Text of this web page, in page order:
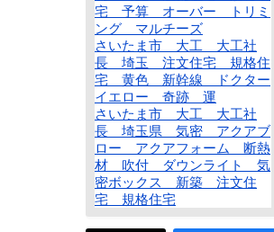
宅 予算 オーバー トリミ
ング マルチーズ
さいたま市 大工 大工社
長 埼玉 注文住宅 規格住
宅 黄色 新幹線 ドクター
イエロー 奇跡 運
さいたま市 大工 大工社
長 埼玉県 気密 アクアブ
ロー アクアフォーム 断熱
材 吹付 ダウンライト 気
密ボックス 新築 注文住
宅 規格住宅